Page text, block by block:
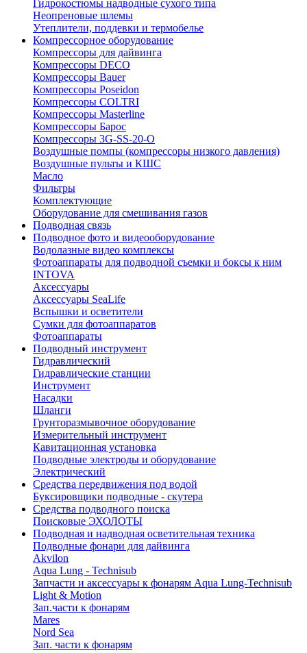
Гидрокостюмы надводные сухого типа
Неопреновые шлемы
Утеплители, поддевки и термобелье
Компрессорное оборудование
Компрессоры для дайвинга
Компрессоры DECO
Компрессоры Bauer
Компрессоры Poseidon
Компрессоры COLTRI
Компрессоры Masterline
Компрессоры Барос
Компрессоры 3G-SS-20-O
Воздушные помпы (компрессоры низкого давления)
Воздушные пульты и КШС
Масло
Фильтры
Комплектующие
Оборудование для смешивания газов
Подводная связь
Подводное фото и видеооборудование
Водолазные видео комплексы
Фотоаппараты для подводной съемки и боксы к ним
INTOVA
Аксессуары
Аксессуары SeaLife
Вспышки и осветители
Сумки для фотоаппаратов
Фотоаппараты
Подводный инструмент
Гидравлический
Гидравлические станции
Инструмент
Насадки
Шланги
Грунторазмывочное оборудование
Измерительный инструмент
Кавитационная установка
Подводные электроды и оборудование
Электрический
Средства передвижения под водой
Буксировщики подводные - скутера
Средства подводного поиска
Поисковые ЭХОЛОТЫ
Подводная и надводная осветительная техника
Подводные фонари для дайвинга
Akvilon
Aqua Lung - Technisub
Запчасти и аксессуары к фонарям Aqua Lung-Technisub
Light & Motion
Зап.части к фонарям
Mares
Nord Sea
Зап. части к фонарям